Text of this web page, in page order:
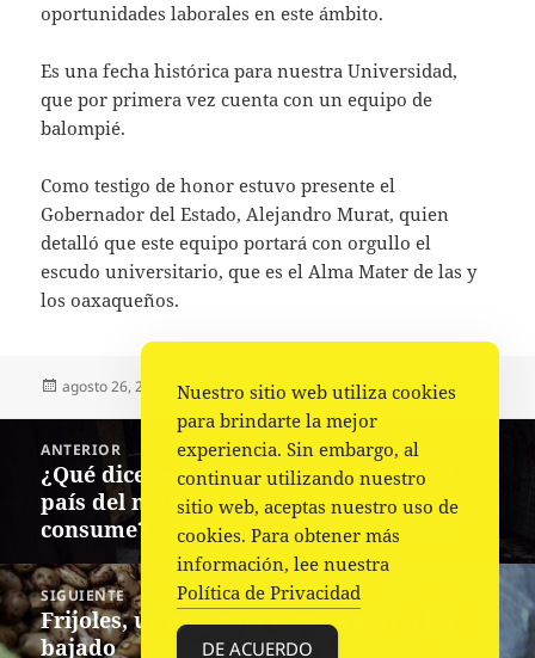
oportunidades laborales en este ámbito.
Es una fecha histórica para nuestra Universidad,
que por primera vez cuenta con un equipo de
balompié.
Como testigo de honor estuvo presente el
Gobernador del Estado, Alejandro Murat, quien
detalló que este equipo portará con orgullo el
escudo universitario, que es el Alma Mater de las y
los oaxaqueños.
Publicado
agosto 26, 2022 Autor
Comunicado Categorías
Deportes ,Portada
entradas
ANTERIOR
Entrada
anterior:
¿Qué dice de México que sea el primer
país del mundo que más cine de terror
consume?
SIGUIENTE
Siguiente
entrada:
Frijoles, un alimento cuyo precio sí ha
bajado
Nuestro sitio web utiliza cookies
para brindarte la mejor
experiencia. Sin embargo, al
continuar utilizando nuestro
sitio web, aceptas nuestro uso de
cookies. Para obtener más
información, lee nuestra
Política de Privacidad
DE ACUERDO